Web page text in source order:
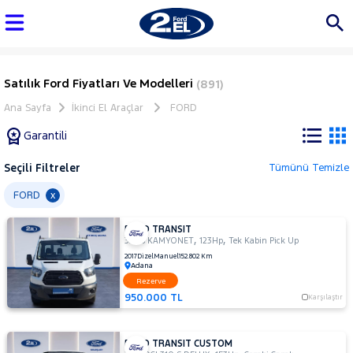
Satılık Ford Fiyatları Ve Modelleri (891)
Ana Sayfa İkinci El Araçlar FORD
Garantili
Tüm
Araçlar
AUDI
BMC
BMW
BYD
Seçili Filtreler Tümünü Temizle
FORD x
FORD TRANSIT
330S KAMYONET,123Hp,Tek Kabin Pick Up
2017DizelManuel152.802 Km
Adana
950.000 TL Karşılaştır
Rezerve
FORD TRANSIT CUSTOM